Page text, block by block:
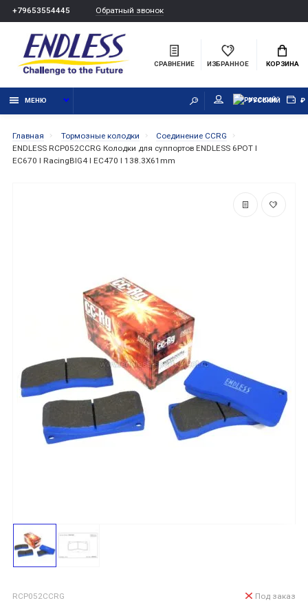
+79653554445 Обратный звонок
СРАВНЕНИЕ ИЗБРАННОЕ КОРЗИНА
МЕНЮ РУССКИЙ ₽
Главная Тормозные колодки
Соединение CCRG
ENDLESS RCP052CCRG Колодки для суппортов ENDLESS 6POT I
EC670 I RacingBIG4 I EC470 I 138.3X61mm
RCP052CCRG Под заказ